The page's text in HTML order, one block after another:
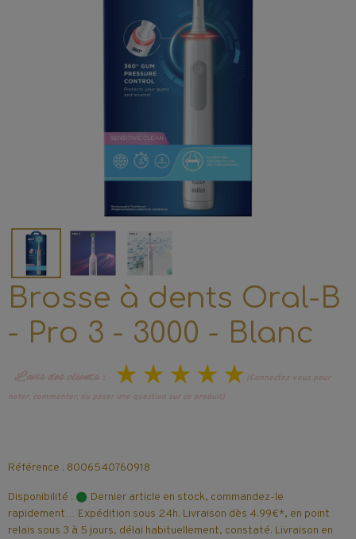
Brosse à dents Oral-B
- Pro 3 - 3000 - Blanc
L’avis des clients :
(Connectez-vous pour
noter, commenter, ou poser une question sur ce produit)
Référence : 8006540760918
Disponibilité :
Dernier article en stock, commandez-le
rapidement… Expédition sous 24h. Livraison dès 4.99€*, en point
relais sous 3 à 5 jours, délai habituellement, constaté. Livraison en